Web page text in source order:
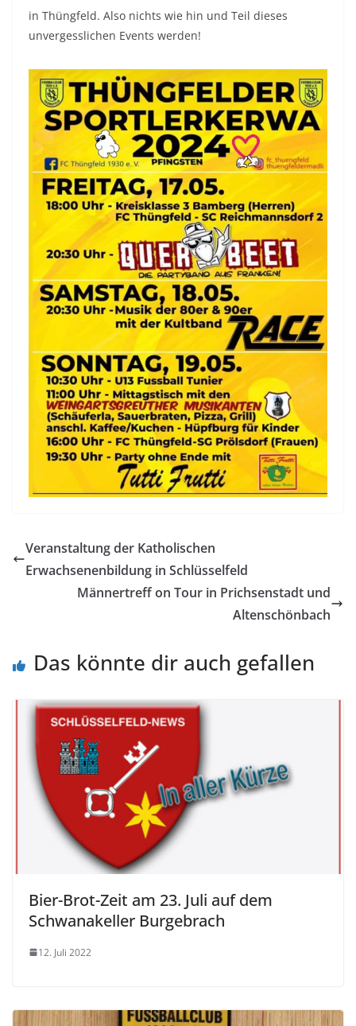
in Thüngfeld. Also nichts wie hin und Teil dieses
unvergesslichen Events werden!
Veranstaltung der Katholischen
Erwachsenenbildung in Schlüsselfeld
Männertreff on Tour in Prichsenstadt und
Altenschönbach
Das könnte dir auch gefallen
Bier-Brot-Zeit am 23. Juli auf dem
Schwanakeller Burgebrach
12. Juli 2022